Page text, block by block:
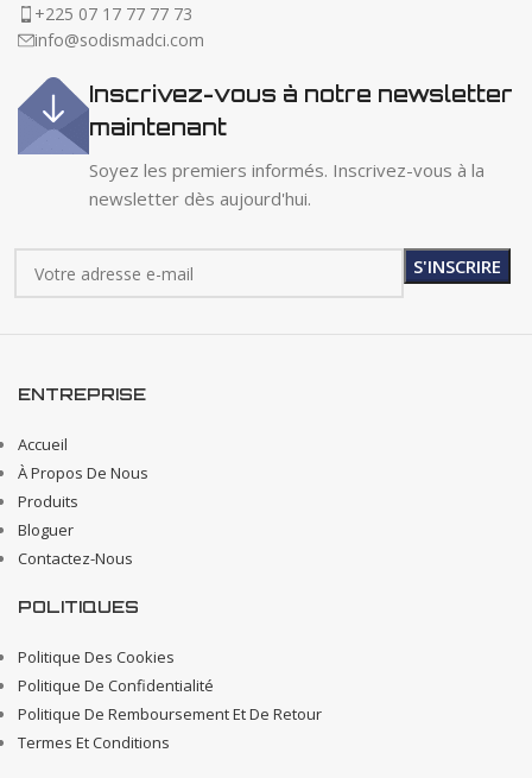
+225 07 17 77 77 73
info@sodismadci.com
Inscrivez-vous à notre newsletter
maintenant
Soyez les premiers informés. Inscrivez-vous à la
newsletter dès aujourd'hui.
ENTREPRISE
Accueil
À Propos De Nous
Produits
Bloguer
Contactez-Nous
POLITIQUES
Politique Des Cookies
Politique De Confidentialité
Politique De Remboursement Et De Retour
Termes Et Conditions